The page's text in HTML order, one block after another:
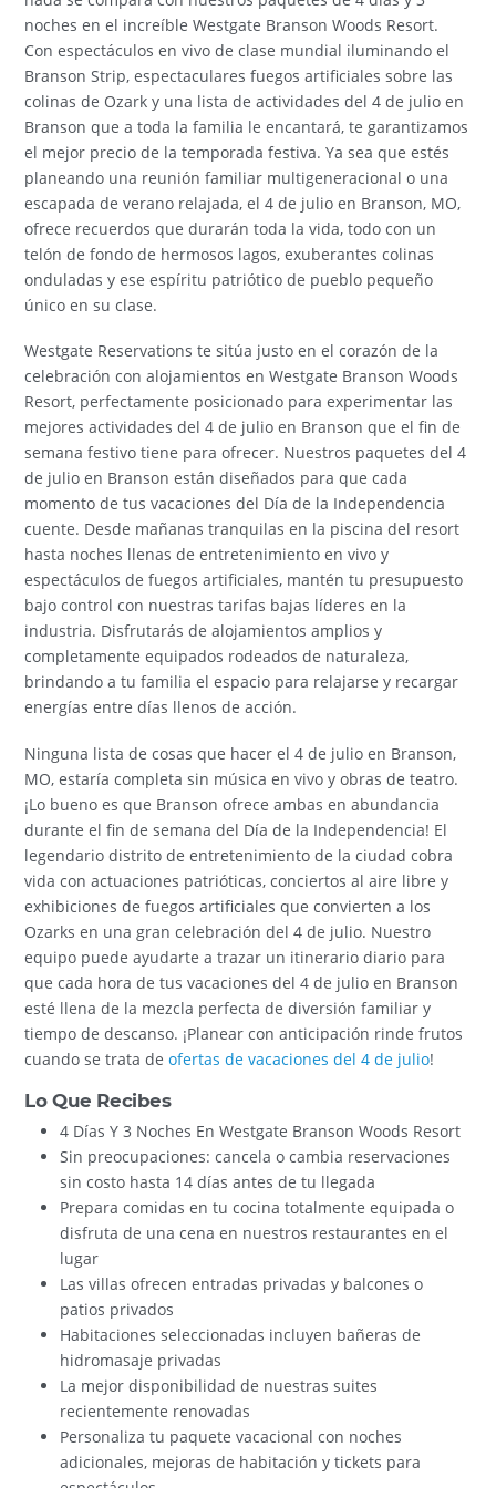
noches en el increíble Westgate Branson Woods Resort.
Con espectáculos en vivo de clase mundial iluminando el
Branson Strip, espectaculares fuegos artificiales sobre las
colinas de Ozark y una lista de actividades del 4 de julio en
Branson que a toda la familia le encantará, te garantizamos
el mejor precio de la temporada festiva. Ya sea que estés
planeando una reunión familiar multigeneracional o una
escapada de verano relajada, el 4 de julio en Branson, MO,
ofrece recuerdos que durarán toda la vida, todo con un
telón de fondo de hermosos lagos, exuberantes colinas
onduladas y ese espíritu patriótico de pueblo pequeño
único en su clase.
Westgate Reservations te sitúa justo en el corazón de la
celebración con alojamientos en Westgate Branson Woods
Resort, perfectamente posicionado para experimentar las
mejores actividades del 4 de julio en Branson que el fin de
semana festivo tiene para ofrecer. Nuestros paquetes del 4
de julio en Branson están diseñados para que cada
momento de tus vacaciones del Día de la Independencia
cuente. Desde mañanas tranquilas en la piscina del resort
hasta noches llenas de entretenimiento en vivo y
espectáculos de fuegos artificiales, mantén tu presupuesto
bajo control con nuestras tarifas bajas líderes en la
industria. Disfrutarás de alojamientos amplios y
completamente equipados rodeados de naturaleza,
brindando a tu familia el espacio para relajarse y recargar
energías entre días llenos de acción.
Ninguna lista de cosas que hacer el 4 de julio en Branson,
MO, estaría completa sin música en vivo y obras de teatro.
¡Lo bueno es que Branson ofrece ambas en abundancia
durante el fin de semana del Día de la Independencia! El
legendario distrito de entretenimiento de la ciudad cobra
vida con actuaciones patrióticas, conciertos al aire libre y
exhibiciones de fuegos artificiales que convierten a los
Ozarks en una gran celebración del 4 de julio. Nuestro
equipo puede ayudarte a trazar un itinerario diario para
que cada hora de tus vacaciones del 4 de julio en Branson
esté llena de la mezcla perfecta de diversión familiar y
tiempo de descanso. ¡Planear con anticipación rinde frutos
cuando se trata deofertas de vacaciones del 4 de julio!
Lo Que Recibes
4 Días Y 3 Noches En Westgate Branson Woods Resort
Sin preocupaciones: cancela o cambia reservaciones
sin costo hasta 14 días antes de tu llegada
Prepara comidas en tu cocina totalmente equipada o
disfruta de una cena en nuestros restaurantes en el
lugar
Las villas ofrecen entradas privadas y balcones o
patios privados
Habitaciones seleccionadas incluyen bañeras de
hidromasaje privadas
La mejor disponibilidad de nuestras suites
recientemente renovadas
Personaliza tu paquete vacacional con noches
adicionales, mejoras de habitación y tickets para